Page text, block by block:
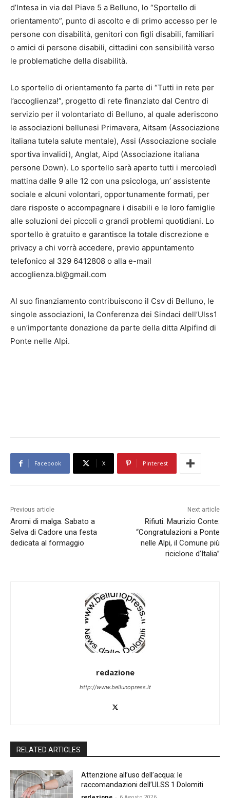
d’Intesa in via del Piave 5 a Belluno, lo “Sportello di
orientamento”, punto di ascolto e di primo accesso per le
persone con disabilità, genitori con figli disabili, familiari
o amici di persone disabili, cittadini con sensibilità verso
le problematiche della disabilità.
Lo sportello di orientamento fa parte di “Tutti in rete per
l’accoglienza!”, progetto di rete finanziato dal Centro di
servizio per il volontariato di Belluno, al quale aderiscono
le associazioni bellunesi Primavera, Aitsam (Associazione
italiana tutela salute mentale), Assi (Associazione sociale
sportiva invalidi), Anglat, Aipd (Associazione italiana
persone Down). Lo sportello sarà aperto tutti i mercoledì
mattina dalle 9 alle 12 con una psicologa, un’ assistente
sociale e alcuni volontari, opportunamente formati, per
dare risposte o accompagnare i disabili e le loro famiglie
alle soluzioni dei piccoli o grandi problemi quotidiani. Lo
sportello è gratuito e garantisce la totale discrezione e
privacy a chi vorrà accedere, previo appuntamento
telefonico al 329 6412808 o alla e-mail
accoglienza.bl@gmail.com
Al suo finanziamento contribuiscono il Csv di Belluno, le
singole associazioni, la Conferenza dei Sindaci dell’Ulss1
e un’importante donazione da parte della ditta Alpifind di
Ponte nelle Alpi.
Facebook X Pinterest
Previous article
Aromi di malga. Sabato a
Selva di Cadore una festa
dedicata al formaggio
Next article
Rifiuti. Maurizio Conte:
“Congratulazioni a Ponte
nelle Alpi, il Comune più
riciclone d’Italia”
redazione
http://www.bellunopress.it
RELATED ARTICLES
Attenzione all’uso dell’acqua: le
raccomandazioni dell’ULSS 1 Dolomiti